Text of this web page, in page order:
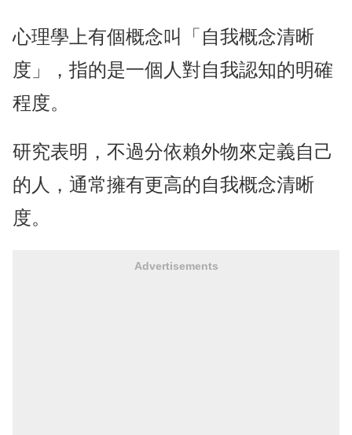
心理學上有個概念叫「自我概念清晰
度」，指的是一個人對自我認知的明確
程度。
研究表明，不過分依賴外物來定義自己
的人，通常擁有更高的自我概念清晰
度。
Advertisements